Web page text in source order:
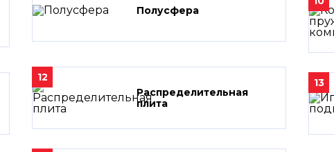
Полусфера
12
Распределительная
плита
13